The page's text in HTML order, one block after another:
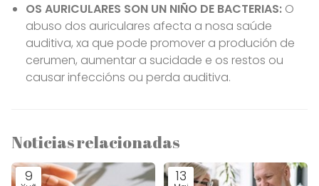
OS AURICULARES SON UN NIÑO DE BACTERIAS: O
abuso dos auriculares afecta a nosa saúde
auditiva, xa que pode promover a produción de
cerumen, aumentar a sucidade e os restos ou
causar infeccións ou perda auditiva.
Noticias relacionadas
9 13